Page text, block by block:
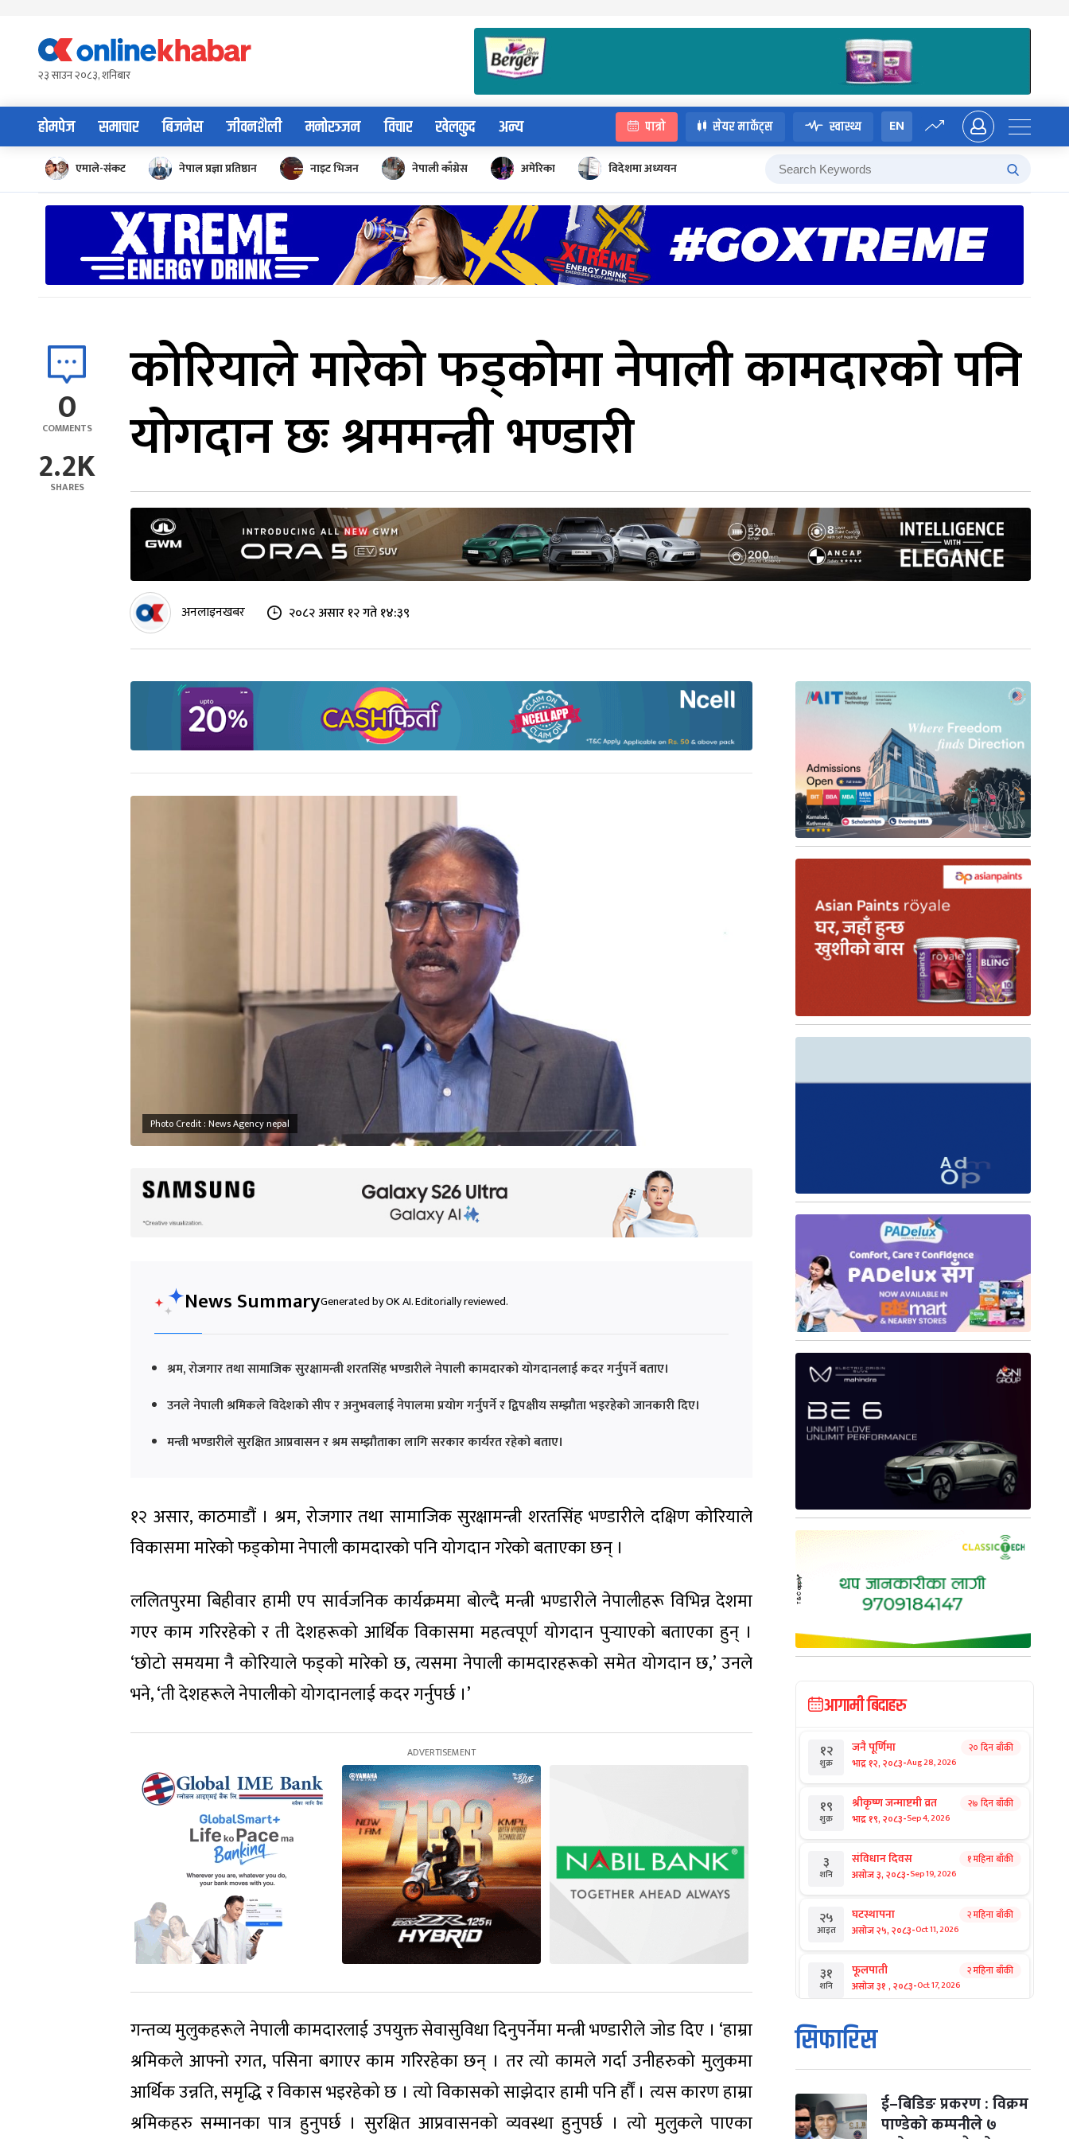
content२३ साउन २०८३, शनिबार
होमपेज समाचार बिजनेस जीवनशैली मनोरञ्जन विचार खेलकुद अन्य पात्रो सेयर मार्केट्स स्वास्थ्य EN
एमाले-संकट नेपाल प्रज्ञा प्रतिष्ठान नाइट भिजन नेपाली काँग्रेस अमेरिका विदेशमा अध्ययन
0
COMMENTS
2.2K
SHARES
कोरियाले मारेको फड्कोमा नेपाली कामदारको पनि
योगदान छः श्रममन्त्री भण्डारी
अनलाइनखबर २०८२ असार १२ गते १४:३९
Photo Credit : News Agency nepal
News SummaryGenerated by OK AI. Editorially reviewed.
श्रम, रोजगार तथा सामाजिक सुरक्षामन्त्री शरतसिंह भण्डारीले नेपाली कामदारको योगदानलाई कदर गर्नुपर्ने बताए।
उनले नेपाली श्रमिकले विदेशको सीप र अनुभवलाई नेपालमा प्रयोग गर्नुपर्ने र द्विपक्षीय सम्झौता भइरहेको जानकारी दिए।
मन्त्री भण्डारीले सुरक्षित आप्रवासन र श्रम सम्झौताका लागि सरकार कार्यरत रहेको बताए।
१२ असार, काठमाडौं । श्रम, रोजगार तथा सामाजिक सुरक्षामन्त्री शरतसिंह भण्डारीले दक्षिण कोरियाले
विकासमा मारेको फड्कोमा नेपाली कामदारको पनि योगदान गरेको बताएका छन् ।
ललितपुरमा बिहीवार हामी एप सार्वजनिक कार्यक्रममा बोल्दै मन्त्री भण्डारीले नेपालीहरू विभिन्न देशमा
गएर काम गरिरहेको र ती देशहरूको आर्थिक विकासमा महत्वपूर्ण योगदान पुर्‍याएको बताएका हुन् ।
‘छोटो समयमा नै कोरियाले फड्को मारेको छ, त्यसमा नेपाली कामदारहरूको समेत योगदान छ,’ उनले
भने, ‘ती देशहरूले नेपालीको योगदानलाई कदर गर्नुपर्छ ।’
गन्तव्य मुलुकहरूले नेपाली कामदारलाई उपयुक्त सेवासुविधा दिनुपर्नेमा मन्त्री भण्डारीले जोड दिए । ‘हाम्रा
श्रमिकले आफ्नो रगत, पसिना बगाएर काम गरिरहेका छन् । तर त्यो कामले गर्दा उनीहरुको मुलुकमा
आर्थिक उन्नति, समृद्धि र विकास भइरहेको छ । त्यो विकासको साझेदार हामी पनि र्हौं । त्यस कारण हाम्रा
श्रमिकहरु सम्मानका पात्र हुनुपर्छ । सुरक्षित आप्रवासनको व्यवस्था हुनुपर्छ । त्यो मुलुकले पाएका
आगामी बिदाहरु
१२
शुक्र
जनै पूर्णिमा
भाद्र १२, २०८३-Aug 28, 2026
२० दिन बाँकी
१९
शुक्र
श्रीकृष्ण जन्माष्टमी व्रत
भाद्र १९, २०८३-Sep 4, 2026
२७ दिन बाँकी
३
शनि
संविधान दिवस
असोज ३, २०८३-Sep 19, 2026
१ महिना बाँकी
२५
आइत
घटस्थापना
असोज २५, २०८३-Oct 11, 2026
२ महिना बाँकी
३१
शनि
फूलपाती
असोज ३१ , २०८३-Oct 17, 2026
२ महिना बाँकी
१
आइत
कार्तिक सङ्क्रान्ति
कार्तिक १, २०८३
मंगल कार्तिक ३, २०८३-Oct 20, 2026
सिफारिस
ई–बिडिङ प्रकरण : विक्रम
पाण्डेको कम्पनीले ७